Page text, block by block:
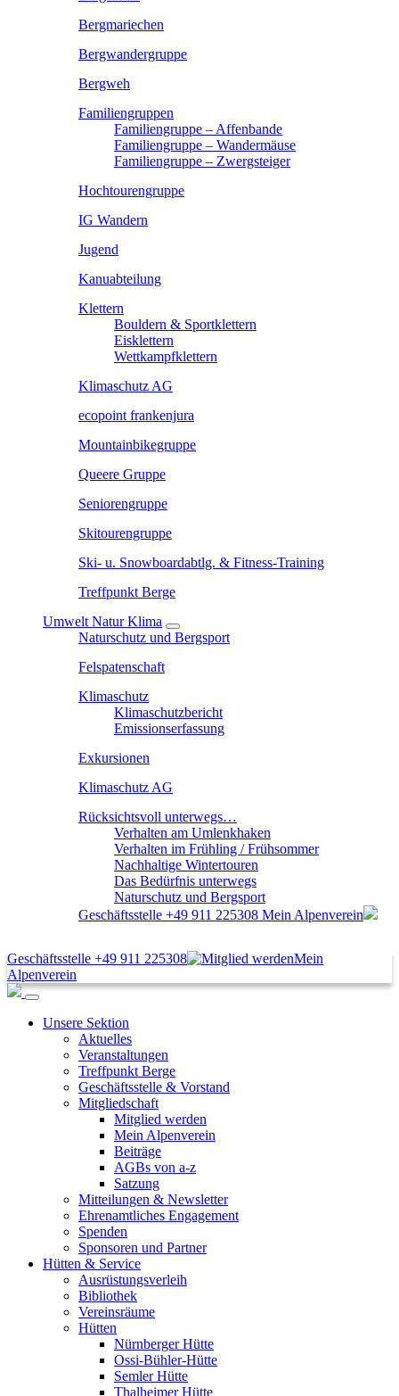
Bergmariechen
Bergwandergruppe
Bergweh
Familiengruppen
Familiengruppe – Affenbande
Familiengruppe – Wandermäuse
Familiengruppe – Zwergsteiger
Hochtourengruppe
IG Wandern
Jugend
Kanuabteilung
Klettern
Bouldern & Sportklettern
Eisklettern
Wettkampfklettern
Klimaschutz AG
ecopoint frankenjura
Mountainbikegruppe
Queere Gruppe
Seniorengruppe
Skitourengruppe
Ski- u. Snowboardabtlg. & Fitness-Training
Treffpunkt Berge
Umwelt Natur Klima
Naturschutz und Bergsport
Felspatenschaft
Klimaschutz
Klimaschutzbericht
Emissionserfassung
Exkursionen
Klimaschutz AG
Rücksichtsvoll unterwegs…
Verhalten am Umlenkhaken
Verhalten im Frühling / Frühsommer
Nachhaltige Wintertouren
Das Bedürfnis unterwegs
Naturschutz und Bergsport
Geschäftsstelle +49 911 225308 Mein Alpenverein
Geschäftsstelle +49 911 225308
Mein
Alpenverein
Unsere Sektion
Aktuelles
Veranstaltungen
Treffpunkt Berge
Geschäftsstelle & Vorstand
Mitgliedschaft
Mitglied werden
Mein Alpenverein
Beiträge
AGBs von a-z
Satzung
Mitteilungen & Newsletter
Ehrenamtliches Engagement
Spenden
Sponsoren und Partner
Hütten & Service
Ausrüstungsverleih
Bibliothek
Vereinsräume
Hütten
Nürnberger Hütte
Ossi-Bühler-Hütte
Semler Hütte
Thalheimer Hütte